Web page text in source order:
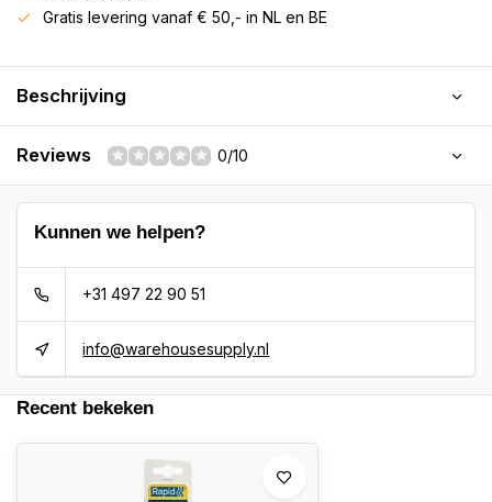
Gratis levering vanaf € 50,- in NL en BE
Beschrijving
Reviews 0/10
Kunnen we helpen?
+31 497 22 90 51
info@warehousesupply.nl
Recent bekeken